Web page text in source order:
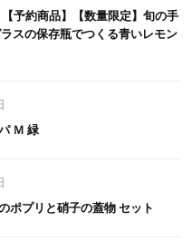
【予約商品】【数量限定】旬の手
スの保存瓶でつくる青いレモン
Ｍ 緑
ポプリと硝子の蓋物 セット